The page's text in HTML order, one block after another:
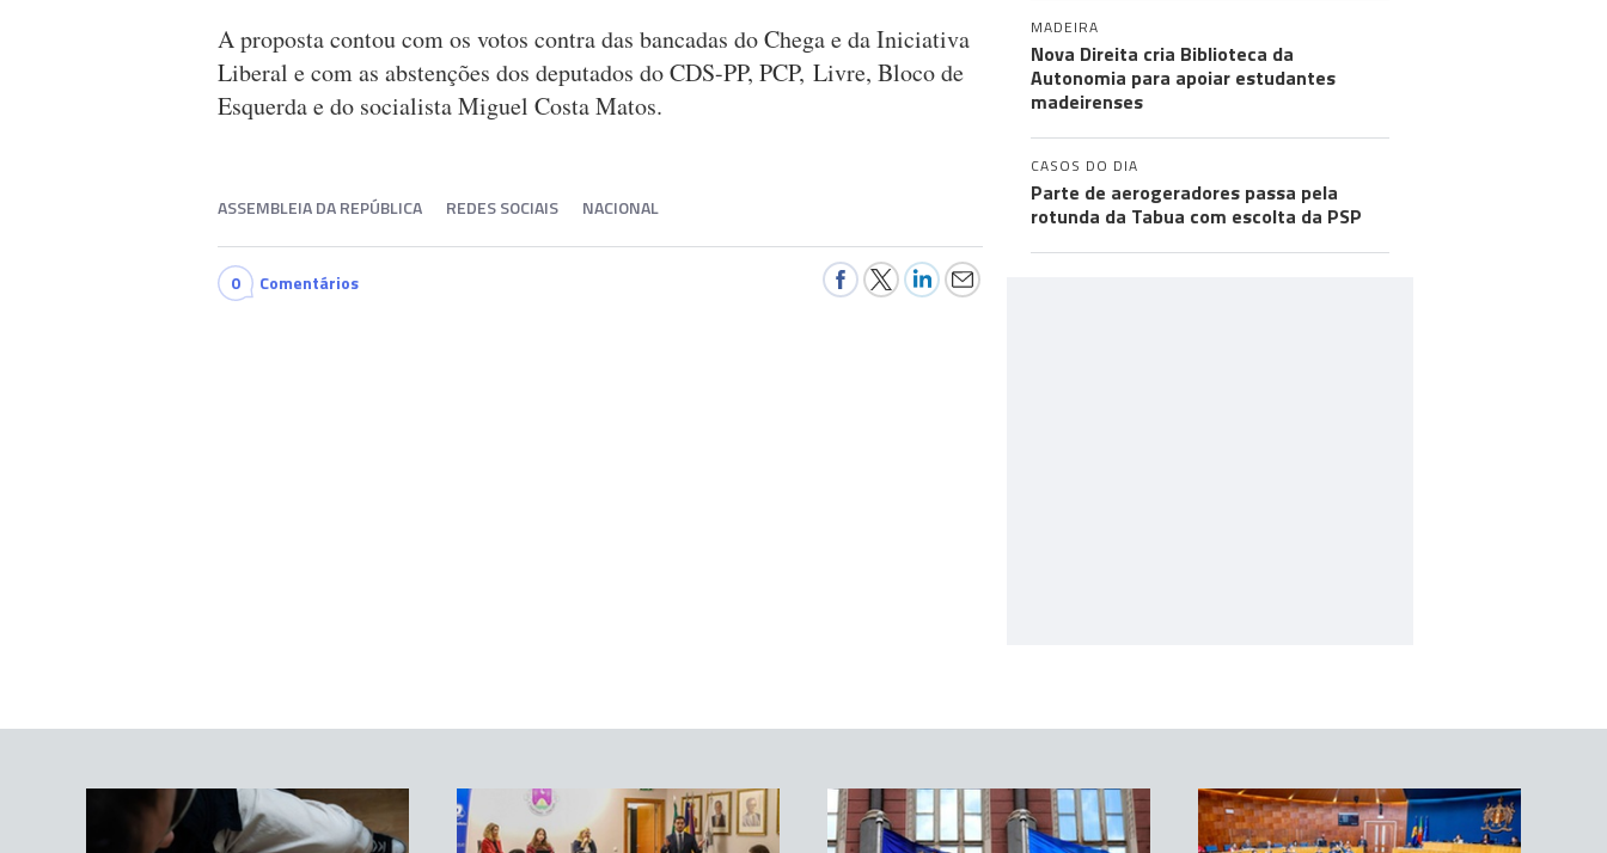
A proposta contou com os votos contra das bancadas do Chega e da Iniciativa
Liberal e com as abstenções dos deputados do CDS-PP, PCP, Livre, Bloco de
Esquerda e do socialista Miguel Costa Matos.
ASSEMBLEIA DA REPÚBLICA REDES SOCIAIS NACIONAL
0 Comentários
MADEIRA
Nova Direita cria Biblioteca da
Autonomia para apoiar estudantes
madeirenses
CASOS DO DIA
Parte de aerogeradores passa pela
rotunda da Tabua com escolta da PSP